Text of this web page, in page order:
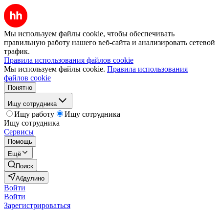
Мы используем файлы cookie, чтобы обеспечивать
правильную работу нашего веб-сайта и анализировать сетевой
трафик.
Правила использования файлов cookie
Мы используем файлы cookie. Правила использования
файлов cookie
Понятно
Ищу сотрудника
Ищу работу
Ищу сотрудника
Ищу сотрудника
Сервисы
Помощь
Ещё
Поиск
Абдулино
Войти
Войти
Зарегистрироваться